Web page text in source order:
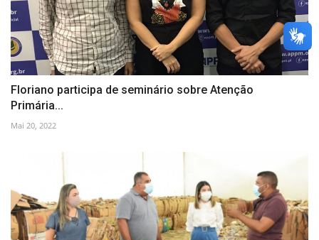
Floriano participa de seminário sobre Atenção
Primária...
Mai 20, 2022